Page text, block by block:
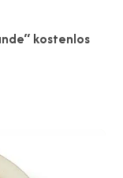
kostenlos